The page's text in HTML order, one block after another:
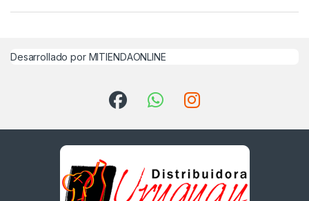
Desarrollado por MITIENDAONLINE